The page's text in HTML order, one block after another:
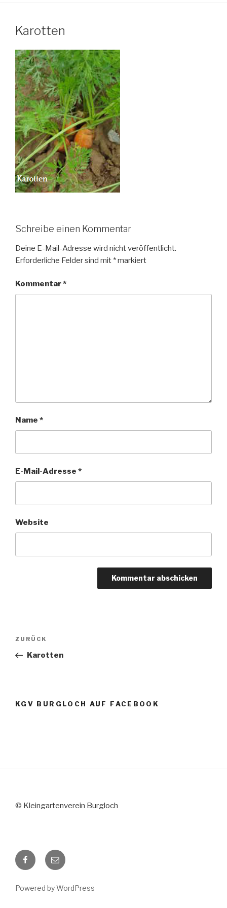
Karotten
Schreibe einen Kommentar
Deine E-Mail-Adresse wird nicht veröffentlicht.
Erforderliche Felder sind mit *markiert
Kommentar*
Name *
E-Mail-Adresse *
Website
Beitragsnavigation
Vorheriger
Beitrag
ZURÜCK
Karotten
KGV BURGLOCH AUF FACEBOOK
© Kleingartenverein Burgloch
Facebook
E-
Mail
Powered by WordPress